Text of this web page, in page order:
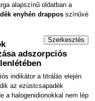
alapszínű oldatban a
enyhén drapposszínűvé
Szerkesztés
adszorpciós
indikátor a titrálás elején
az ezüstcsapadék
a halogenidionokkal nem lép